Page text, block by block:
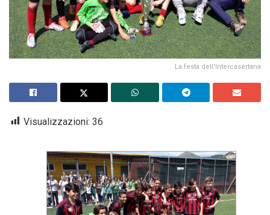
La festa dell'Intercasertana
Visualizzazioni: 36